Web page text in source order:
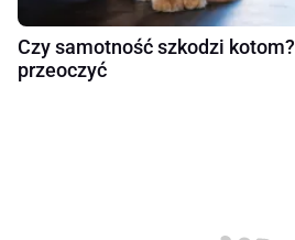
Czy samotność szkodzi kotom?
przeoczyć